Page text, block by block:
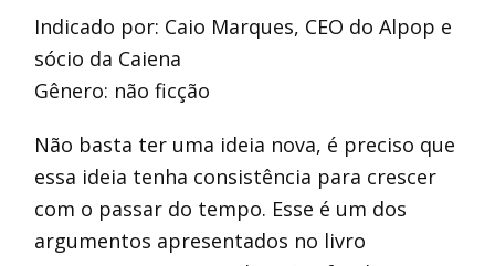
Indicado por: Caio Marques, CEO do Alpop e
sócio da Caiena
Gênero: não ficção
Não basta ter uma ideia nova, é preciso que
essa ideia tenha consistência para crescer
com o passar do tempo. Esse é um dos
argumentos apresentados no livro